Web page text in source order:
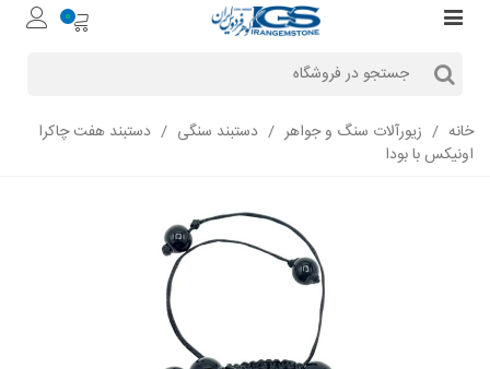
0
خانه / زیورآلات سنگ و جواهر / دستبند سنگی / دستبند هفت چاکرا
اونیکس با بودا